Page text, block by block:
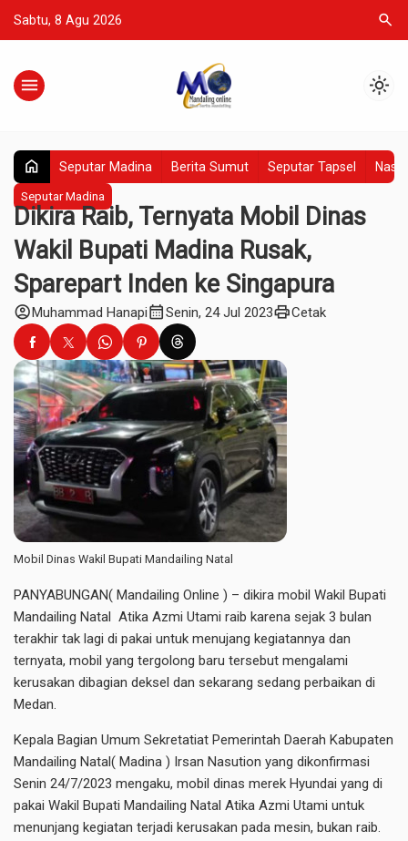
Sabtu, 8 Agu 2026 search
menu light_mode
home Seputar Madina Berita Sumut Seputar Tapsel
Seputar Madina
Dikira Raib, Ternyata Mobil Dinas
Wakil Bupati Madina Rusak,
Sparepart Inden ke Singapura
account_circleMuhammad Hanapicalendar_monthSenin, 24 Jul 2023printCetak
Mobil Dinas Wakil Bupati Mandailing Natal
PANYABUNGAN( Mandailing Online ) – dikira mobil Wakil Bupati
Mandailing Natal Atika Azmi Utami raib karena sejak 3 bulan
terakhir tak lagi di pakai untuk menujang kegiatannya dan
ternyata, mobil yang tergolong baru tersebut mengalami
kerusakan dibagian deksel dan sekarang sedang perbaikan di
Medan.
Kepala Bagian Umum Sekretatiat Pemerintah Daerah Kabupaten
Mandailing Natal( Madina ) Irsan Nasution yang dikonfirmasi
Senin 24/7/2023 mengaku, mobil dinas merek Hyundai yang di
pakai Wakil Bupati Mandailing Natal Atika Azmi Utami untuk
menunjang kegiatan terjadi kerusakan pada mesin, bukan raib.